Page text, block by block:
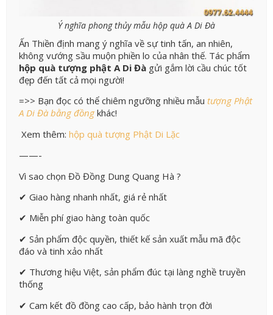
Ý nghĩa phong thủy mẫu hộp quà A Di Đà
Ấn Thiền định mang ý nghĩa về sự tinh tấn, an nhiên,
không vướng sầu muộn phiền lo của nhân thế. Tác phẩm
hộp quà tượng phật A Di Đà gửi gắm lời cầu chúc tốt
đẹp đến tất cả mọi người!
=>> Bạn đọc có thể chiêm ngưỡng nhiều mẫu tượng Phật
A Di Đà bằng đồng khác!
Xem thêm: hộp quà tượng Phật Di Lặc
——-
Vì sao chọn Đồ Đồng Dung Quang Hà ?
✔ Giao hàng nhanh nhất, giá rẻ nhất
✔ Miễn phí giao hàng toàn quốc
✔ Sản phẩm độc quyền, thiết kế sản xuất mẫu mã độc
đáo và tinh xảo nhất
✔ Thương hiệu Việt, sản phẩm đúc tại làng nghề truyền
thống
✔ Cam kết đồ đồng cao cấp, bảo hành trọn đời